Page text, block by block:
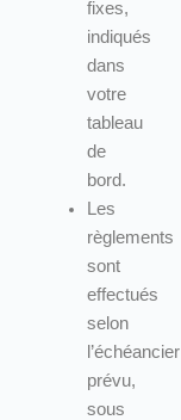
fixes,
indiqués
dans
votre
tableau
de
bord.
Les
règlements
sont
effectués
selon
l’échéancier
prévu,
sous